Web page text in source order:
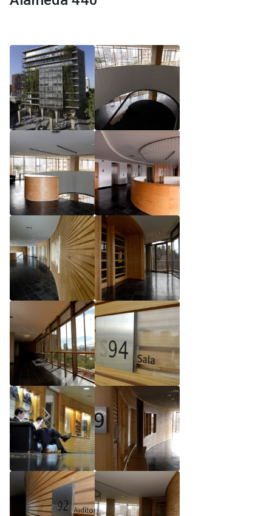
Reglamento de Magíster, Pontificia Universidad
Universidad Católica de Chile
Reglamento de Magíster, Pontificia Universidad
Católica de Chile LLM UC 2025
Reglamento de Seminarios de Graduación
Programa de Magíster en Derecho, LLM 2025